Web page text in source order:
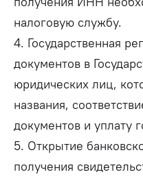
налоговую службу.
4. Государственная
документов в
юридических лиц,
названия,
документов и уплату
5. Открытие
получения